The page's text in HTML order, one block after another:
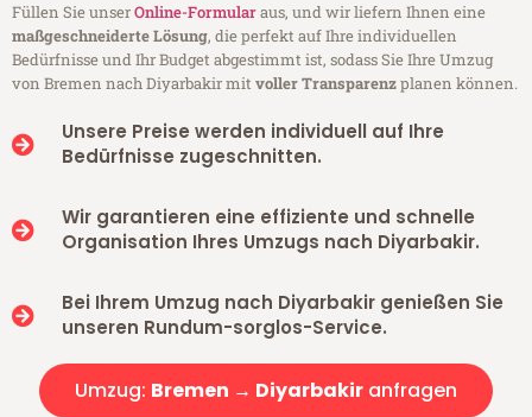
Füllen Sie unserOnline-Formularaus, und wir liefern Ihnen eine
maßgeschneiderte Lösung, die perfekt auf Ihre individuellen
Bedürfnisse und Ihr Budget abgestimmt ist, sodass Sie Ihre Umzug
von Bremen nach Diyarbakir mitvoller Transparenzplanen können.
Unsere Preise werden individuell auf Ihre
Bedürfnisse zugeschnitten.
Wir garantieren eine effiziente und schnelle
Organisation Ihres Umzugs nach Diyarbakir.
Bei Ihrem Umzug nach Diyarbakir genießen Sie
unseren Rundum-sorglos-Service.
Umzug: Bremen → Diyarbakir anfragen